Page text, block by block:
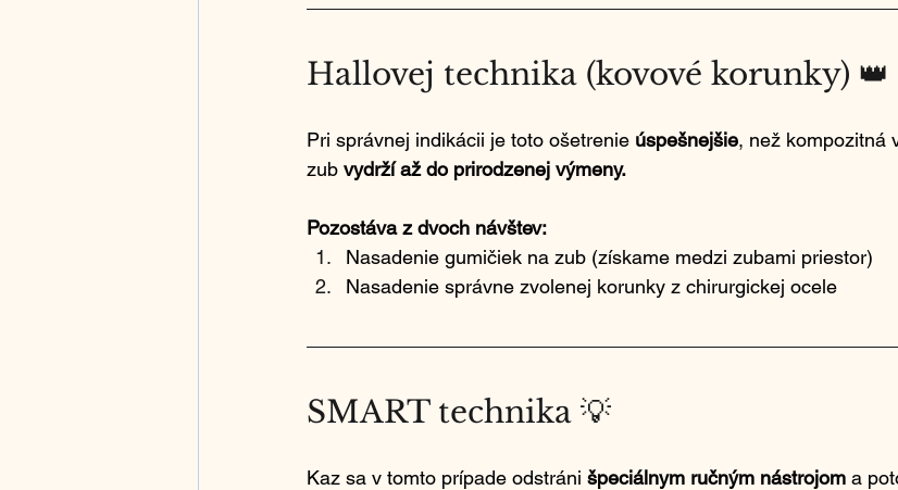
Hallovej technika (kovové korunky) 👑
Pri správnej indikácii je toto ošetrenie úspešnejšie, než kompozitná
zub vydrží až do prirodzenej výmeny.
Pozostáva z dvoch návštev:
Nasadenie gumičiek na zub (získame medzi zubami priestor)
Nasadenie správne zvolenej korunky z chirurgickej ocele
SMART technika 💡
Kaz sa v tomto prípade odstráni špeciálnym ručným nástrojom a